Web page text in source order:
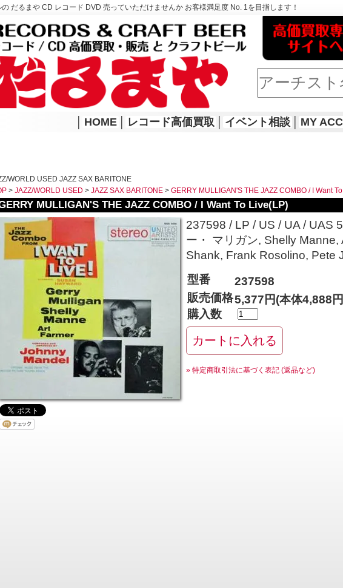
だるまや CD レコード DVD 売っていただけませんか お客様満足度 No. 1を目指します！
HOME レコード高価買取 イベント相談 MY
WORLD USED JAZZ SAX BARITONE
> JAZZ/WORLD USED > JAZZ SAX BARITONE > GERRY MULLIGAN'S THE JAZZ COMBO / I Want
MULLIGAN'S THE JAZZ COMBO / I Want To Live(LP)
237598 / LP / US / UA / UAS
ー・ マリガン, Shelly
Shank, Frank Rosolino, Pete
型番
237598
販売価格5,377円(本体4,888
購入数
» 特定商取引法に基づく表記 (返品など)